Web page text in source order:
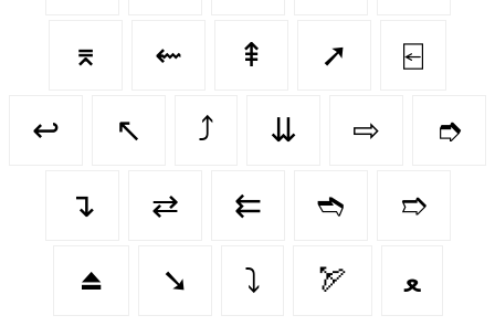
⌆ ⇜ ⇞ ➚ ⍇
↩️ ↖️ ⤴️ ⇊ ⇨ ➮
↴ ⇄ ⇇ ➬ ➱
⏏️ ➘ ⤵️ 🏹 ﻌ